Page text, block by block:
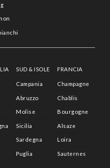
SUD & ISOLE
Campania
Abruzzo
Molise
Sicilia
Sardegna
Puglia
FRANCIA
Champagne
Chablis
Bourgogne
Alsaze
Loira
Sauternes